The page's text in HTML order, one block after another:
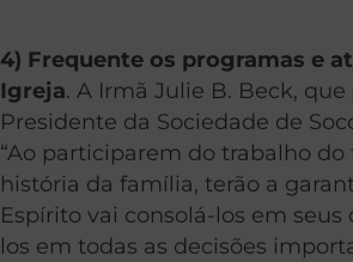
4) Frequente os programas e
Igreja. A Irmã Julie B. Beck,
Presidente da Sociedade de
“Ao participarem do trabalho
história da família, terão a
Espírito vai consolá-los em seus
los em todas as decisões